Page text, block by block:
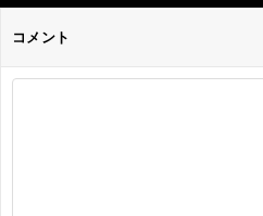
コメント